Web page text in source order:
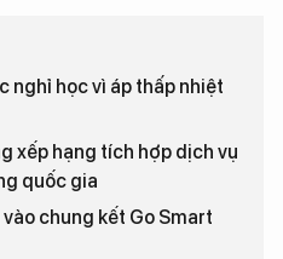
nghỉ học vì áp thấp nhiệt
xếp hạng tích hợp dịch vụ
quốc gia
chung kết Go Smart